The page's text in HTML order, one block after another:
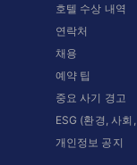
호텔 수상 내역
연락처
채용
예약 팁
중요 사기 경고
ESG (환경, 사회
개인정보 공지